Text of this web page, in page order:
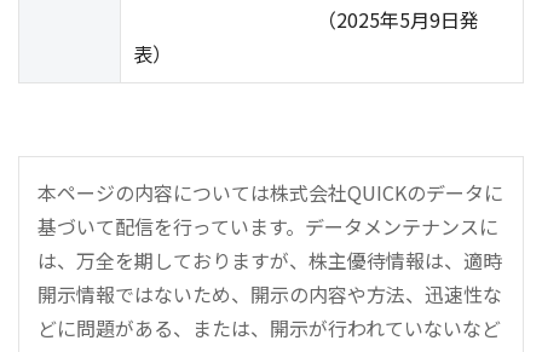
（2025年5月9日発
表）
本ページの内容については株式会社QUICKのデータに
基づいて配信を行っています。データメンテナンスに
は、万全を期しておりますが、株主優待情報は、適時
開示情報ではないため、開示の内容や方法、迅速性な
どに問題がある、または、開示が行われていないなど